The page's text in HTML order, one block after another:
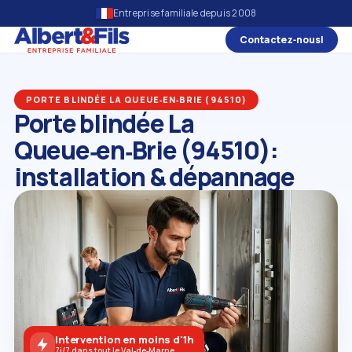
Entreprise familiale depuis 2008
Contactez‑nous!
PORTE BLINDÉE LA QUEUE‑EN‑BRIE (94510)
Porte blindée La
Queue‑en‑Brie (94510):
installation & dépannage
Intervention en moins d'1h